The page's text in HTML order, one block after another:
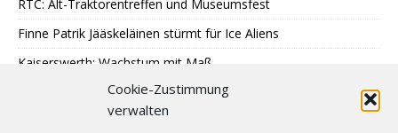
Cookie-Zustimmung
verwalten
RTC: Alt-Traktorentreffen und Museumsfest
Finne Patrik Jääskeläinen stürmt für Ice Aliens
Kaiserswerth: Wachstum mit Maß
Gemeinsames Lesen im Park
SPD: 45 Arbeitsjahre sind genug